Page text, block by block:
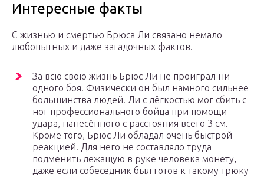
Интересные факты
С жизнью и смертью Брюса Ли связано немало
любопытных и даже загадочных фактов.
За всю свою жизнь Брюс Ли не проиграл ни
одного боя. Физически он был намного сильнее
большинства людей. Ли с лёгкостью мог сбить с
ног профессионального бойца при помощи
удара, нанесённого с расстояния всего 3 см.
Кроме того, Брюс Ли обладал очень быстрой
реакцией. Для него не составляло труда
подменить лежащую в руке человека монету,
даже если собеседник был готов к такому трюку